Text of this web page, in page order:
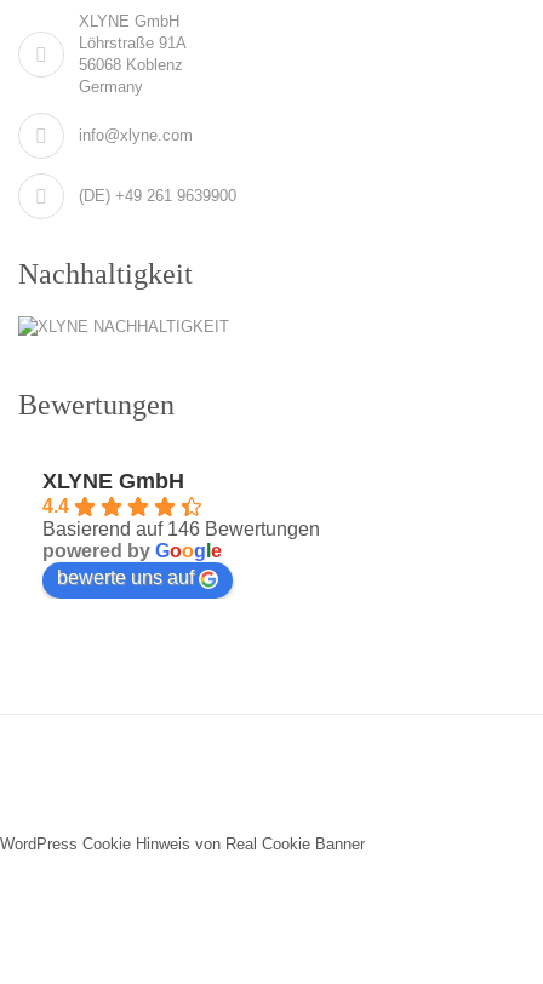
XLYNE GmbH
Löhrstraße 91A
56068 Koblenz
Germany
info@xlyne.com
(DE) +49 261 9639900
Nachhaltigkeit
Bewertungen
XLYNE GmbH
4.4
Basierend auf 146 Bewertungen
powered by Goog e
bewerte uns auf
WordPress Cookie Hinweis von Real Cookie Banner